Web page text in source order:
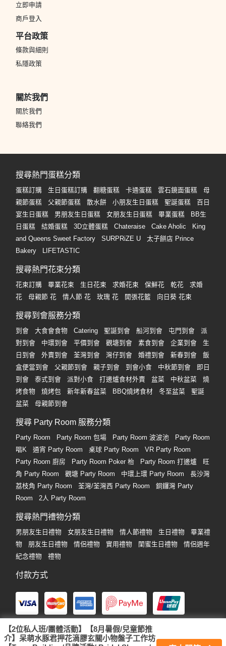
【2位私人班/團體活動】【8月暑假/兒童節推
介】呆萌水豚君押花滴膠玄關小物盤子工作坊
立即申請
商戶登入
平台政策
條款與細則
私隱政策
關於我們
關於我們
聯絡我們
搜尋熱門蛋糕分類
蛋糕訂購 生日蛋糕訂購 翻糖蛋糕 卡通蛋糕 雲石鏡面蛋糕
母
親節蛋糕
父親節蛋糕 散水餅 小朋友生日蛋糕 聖誕蛋糕
百日
宴生日蛋糕
男朋友生日蛋糕 女朋友生日蛋糕 畢業蛋糕
BB生
日蛋糕
結婚蛋糕 3D立體蛋糕 Chateraise Cake Aholic
King
and Queens Sweet Factory
SURPRiZE U
太子餅店 Prince
Bakery
LIFETASTIC
搜尋熱門花束分類
花束訂購 畢業花束 生日花束 求婚花束 保鮮花 乾花
求婚
花
母親節 花 情人節 花 玫瑰 花 開張花籃 向日葵 花束
搜尋到會服務分類
到會 大食會食物 Catering 聖誕到會 船河到會 屯門到會
派
對到會
中環到會 平價到會 觀塘到會 素食到會 企業到會
生
日到會
外賣到會 荃灣到會 灣仔到會 婚禮到會 新春到會
飯
盒便當到會
父親節到會 親子到會 到會小食 中秋節到會
即日
到會
泰式到會 派對小食 打邊爐食材外賣 盆菜 中秋盆菜
燒
烤食物
燒烤包 新年新春盆菜 BBQ燒烤食材 冬至盆菜
聖誕
盆菜
母親節到會
搜尋 Party Room 服務分類
Party Room Party Room 包場 Party Room 波波池
Party Room
唱K
通宵 Party Room 桌球 Party Room
VR Party Room
Party Room 廚房
Party Room Poker 枱 Party Room 打邊爐
旺
角 Party Room
觀塘 Party Room 中環上環 Party Room
長沙灣
荔枝角 Party Room
荃灣/荃灣西 Party Room
銅鑼灣 Party
Room
2人 Party Room
搜尋熱門禮物分類
男朋友生日禮物 女朋友生日禮物 情人節禮物 生日禮物
畢業禮
物
朋友生日禮物 情侶禮物 實用禮物 閨蜜生日禮物
情侶週年
紀念禮物
禮物
付款方式
消費券 轉數快 銀行過數